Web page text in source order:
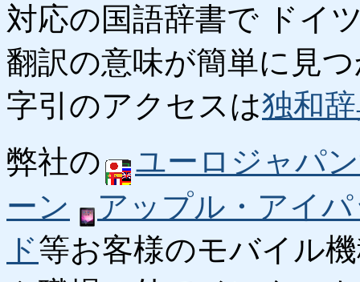
対応の国語辞書で ドイ
翻訳の意味が簡単に見
字引のアクセスは独和
弊社の
ユーロジャパ
ーン
アップル・アイ
ド等お客様のモバイル